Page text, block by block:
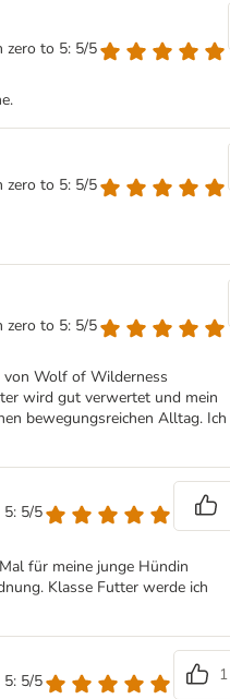
zero to 5: 5/5
zero to 5: 5/5
zero to 5: 5/5
von Wolf of Wilderness
wird gut verwertet und mein
bewegungsreichen Alltag. Ich
5: 5/5
für meine junge Hündin
Klasse Futter werde ich
5: 5/5
1